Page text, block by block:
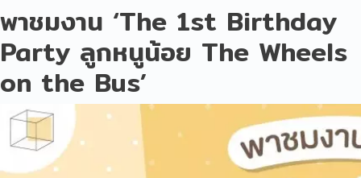
พาชมงาน ‘The 1st Birthday
Party ลูกหนูน้อย The Wheels
on the Bus’